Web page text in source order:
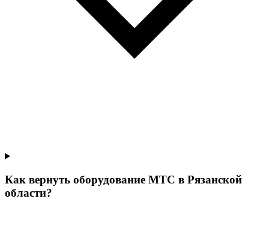
Как вернуть оборудование МТС в Рязанской
области?